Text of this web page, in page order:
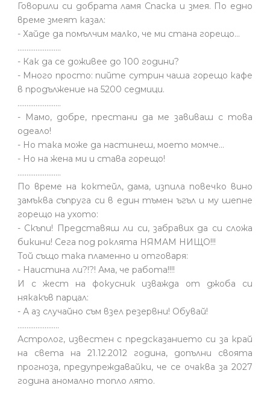
Говорили си добрата ламя Спаска и змея. По едно
време змеят казал:
- Хайде да помълчим малко, че ми стана горещо...
........................
- Как да се доживее до 100 години?
- Много просто: пийте сутрин чаша горещо кафе
в продължение на 5200 седмици.
........................
- Мамо, добре, престани да ме завиваш с това
одеало!
- Но така може да настинеш, моето момче…
- Но на жена ми и става горещо!
........................
По време на коктейл, дама, изпила повечко вино
замъква съпруга си в един тъмен ъгъл и му шепне
горещо на ухото:
- Скъпи! Представяш ли си, забравих да си сложа
бикини! Сега под роклята НЯМАМ НИЩО!!!
Той също така пламенно и отговаря:
- Наистина ли?!?! Ама, че работа!!!!
И с жест на фокусник изважда от джоба си
някакъв парцал:
- А аз случайно съм взел резервни! Обувай!
.......................
Астролог, известен с предсказанието си за край
на света на 21.12.2012 година, допълни своята
прогноза, предупреждавайки, че се очаква за 2027
година аномално топло лято.